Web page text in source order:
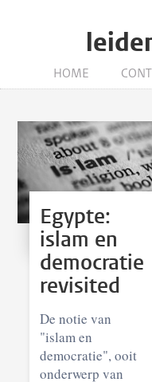
HOME
Egypte:
islam en
democratie
revisited
De notie van
"islam en
democratie", ooit
onderwerp van